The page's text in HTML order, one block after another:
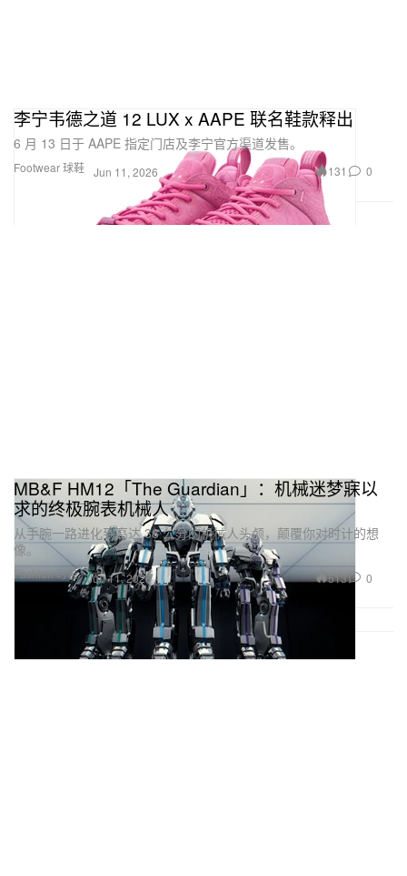
Footwear 球鞋
李宁韦德之道 12 LUX x AAPE 联名鞋款释出
6 月 13 日于 AAPE 指定门店及李宁官方渠道发售。
Jun 11, 2026 131 0
Fashion 时装
MB&F HM12「The Guardian」：机械迷梦寐以
求的终极腕表机械人
从手腕一路进化到高达 38 公分的机械人头颅，颠覆你对时计的想
像。
Jun 11, 2026 513 0